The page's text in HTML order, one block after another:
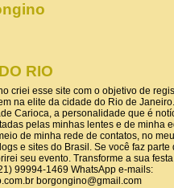
RIO
criei esse site com o objetivo de
na elite da cidade do Rio de
Carioca, a personalidade que é
pelas minhas lentes e de minha
de minha rede de contatos, no
e sites do Brasil. Se você faz parte
seu evento. Transforme a sua
99994-1469 WhatsApp e-mails:
borgongino@gmail.com